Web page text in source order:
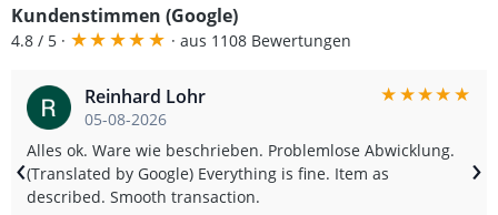
schützt dauerhaft vor Korrosion und sorgt für eine
ansprechende Optik. Eine TÜV-geprüfte Qualität
Rundlaufeigenschaften Hochfestes Aluminium – stabil
und langlebig Einfache Montage mit originalen
korrosionsbeständig TÜV-geprüft und fahrzeugspezifisch
gefertigt Lieferumfang: 1 Satz Spurverbreiterungen (links
+ rechts, für zwei Räder) Kurzkopfschrauben zur Montage
Kundenstimmen (Google)
4.8 / 5 · ★★★★★ · aus 1108 Bewertungen
Reinhard Lohr
05-08-2026
★★★★★
Alles ok. Ware wie beschrieben. Problemlose Abwicklung.
(Translated by Google) Everything is fine. Item as
described. Smooth transaction.
‹ ›